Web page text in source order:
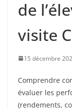
de
visite
15 décembre
Comprendre
évaluer les
(rendements,